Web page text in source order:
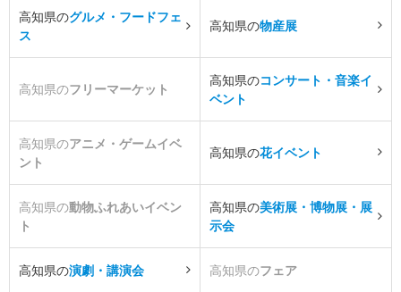
高知県のグルメ・フードフェ
ス
高知県の物産展
高知県のフリーマーケット
高知県のコンサート・音楽イ
ベント
高知県のアニメ・ゲームイベ
ント
高知県の花イベント
高知県の動物ふれあいイベン
ト
高知県の美術展・博物展・展
示会
高知県の演劇・講演会 高知県のフェア